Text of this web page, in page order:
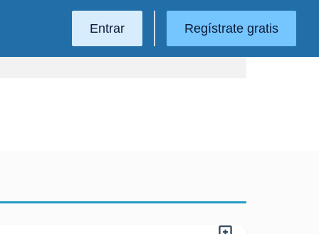
Entrar Regístrate gratis